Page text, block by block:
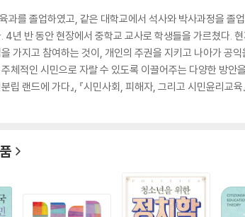
과를 졸업하였고, 같은 대학교에서 석사와 박사과정을
4년 반 동안 현장에서 중학교 교사로 학생들을 가르쳤다.
가지고 참여하는 것이, 개인의 주권을 지키고 나아가 공
체적인 시민으로 자랄 수 있도록 이끌어주는 다양한 방안
립 랜드에 가다』, 『시민사회, 피해자, 그리고 시민윤리교육